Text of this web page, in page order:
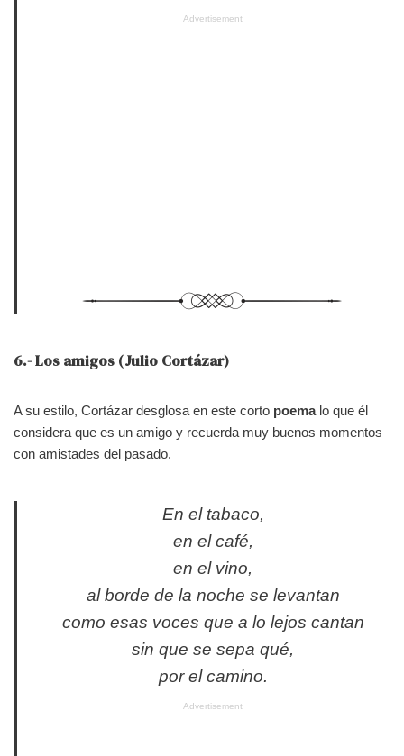
Advertisement
6.- Los amigos (Julio Cortázar)
A su estilo, Cortázar desglosa en este corto poemalo que él
considera que es un amigo y recuerda muy buenos momentos
con amistades del pasado.
En el tabaco,
en el café,
en el vino,
al borde de la noche se levantan
como esas voces que a lo lejos cantan
sin que se sepa qué,
por el camino.
Advertisement